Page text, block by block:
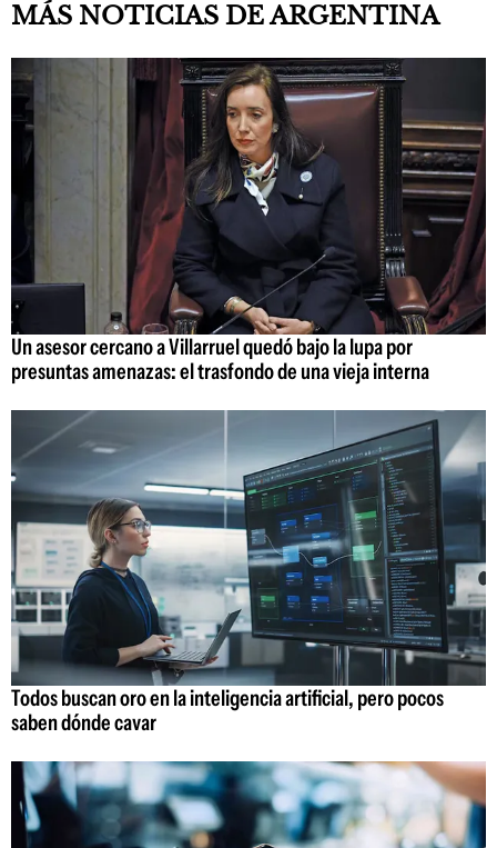
MÁS NOTICIAS DE ARGENTINA
Un asesor cercano a Villarruel quedó bajo la lupa por
presuntas amenazas: el trasfondo de una vieja interna
Todos buscan oro en la inteligencia artificial, pero pocos
saben dónde cavar